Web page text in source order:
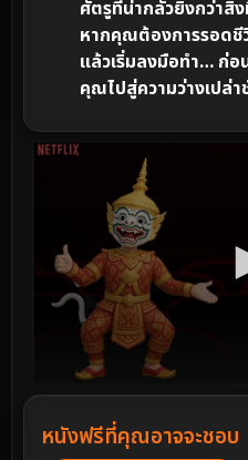
ศัตรูที่น่ากลัวยิ่งกว่าสิ่
หากคุณต้องการรอด
แล้วเริ่มลงมือทำ… ก่
คุณไปสู่ความว่างเปล่า
หนังฟรีที่คุณอาจจะชอบ